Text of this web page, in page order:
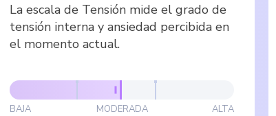
La escala de Tensión mide el grado de
tensión interna y ansiedad percibida en
el momento actual.
BAJA MODERADA ALTA